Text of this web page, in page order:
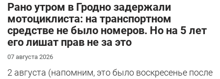
Рано утром в Гродно задержали
мотоциклиста: на транспортном
средстве не было номеров. Но на 5 лет
его лишат прав не за это
07 августа 2026
2 августа (напомним, это было воскресенье после